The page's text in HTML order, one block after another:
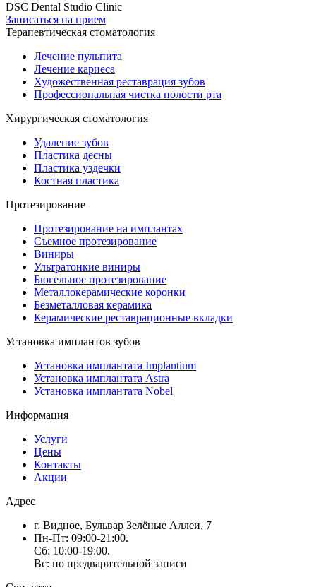
DSC Dental Studio Clinic
Записаться на прием
Терапевтическая стоматология
Лечение пульпита
Лечение кариеса
Художественная реставрация зубов
Профессиональная чистка полости рта
Хирургическая стоматология
Удаление зубов
Пластика десны
Пластика уздечки
Костная пластика
Протезирование
Протезирование на имплантах
Съемное протезирование
Виниры
Ультратонкие виниры
Бюгельное протезирование
Металлокерамические коронки
Безметалловая керамика
Керамические реставрационные вкладки
Установка имплантов зубов
Установка имплантата Implantium
Установка имплантата Astra
Установка имплантата Nobel
Информация
Услуги
Цены
Контакты
Акции
Адрес
г. Видное, Бульвар Зелёные Аллеи, 7
Пн-Пт: 09:00-21:00.
Сб: 10:00-19:00.
Вс: по предварительной записи